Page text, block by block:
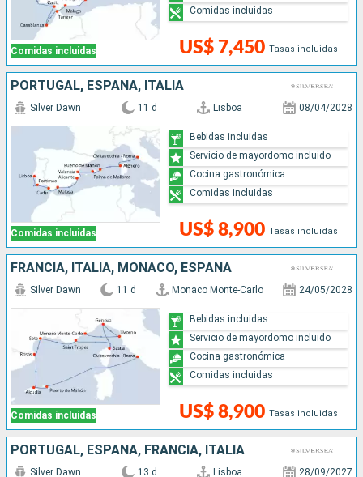
Comidas incluidas US$ 7,450 Tasas incluidas
Comidas incluidas
PORTUGAL, ESPAÑA, ITALIA
Comidas incluidas
Silver Dawn 11 d Lisboa 08/04/2028
US$ 8,900 Tasas incluidas
Bebidas incluidas
Servicio de mayordomo incluido
Cocina gastronómica
Comidas incluidas
FRANCIA, ITALIA, MONACO, ESPAÑA
Comidas incluidas
Silver Dawn 11 d Monaco Monte-Carlo 24/05/2028
US$ 8,900 Tasas incluidas
Bebidas incluidas
Servicio de mayordomo incluido
Cocina gastronómica
Comidas incluidas
PORTUGAL, ESPAÑA, FRANCIA, ITALIA
Silver Dawn 13 d Lisboa 28/09/2027